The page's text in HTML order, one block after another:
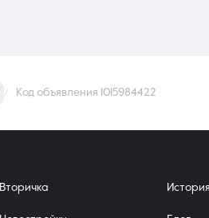
Код объявления 1015984422
Вторичка